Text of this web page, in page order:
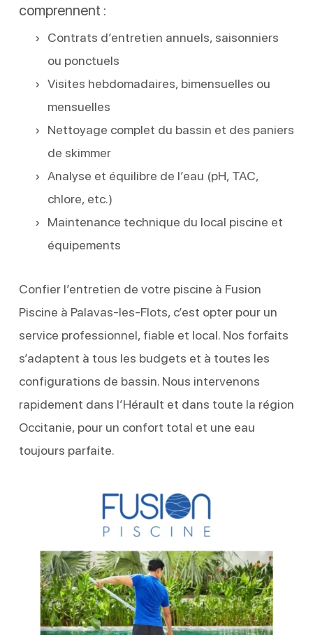
comprennent :
Contrats d’entretien annuels, saisonniers
ou ponctuels
Visites hebdomadaires, bimensuelles ou
mensuelles
Nettoyage complet du bassin et des paniers
de skimmer
Analyse et équilibre de l’eau (pH, TAC,
chlore, etc.)
Maintenance technique du local piscine et
équipements
Confier l’entretien de votre piscine à Fusion
Piscine à Palavas-les-Flots, c’est opter pour un
service professionnel, fiable et local. Nos forfaits
s’adaptent à tous les budgets et à toutes les
configurations de bassin. Nous intervenons
rapidement dans l’Hérault et dans toute la région
Occitanie, pour un confort total et une eau
toujours parfaite.